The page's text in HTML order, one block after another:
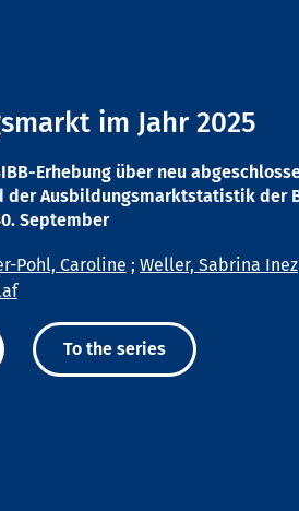
im Jahr 2025
Erhebung über neu
der Ausbildungsmarktstatistik der
September
Pohl, Caroline ; Weller, Sabrina Inez
To the series